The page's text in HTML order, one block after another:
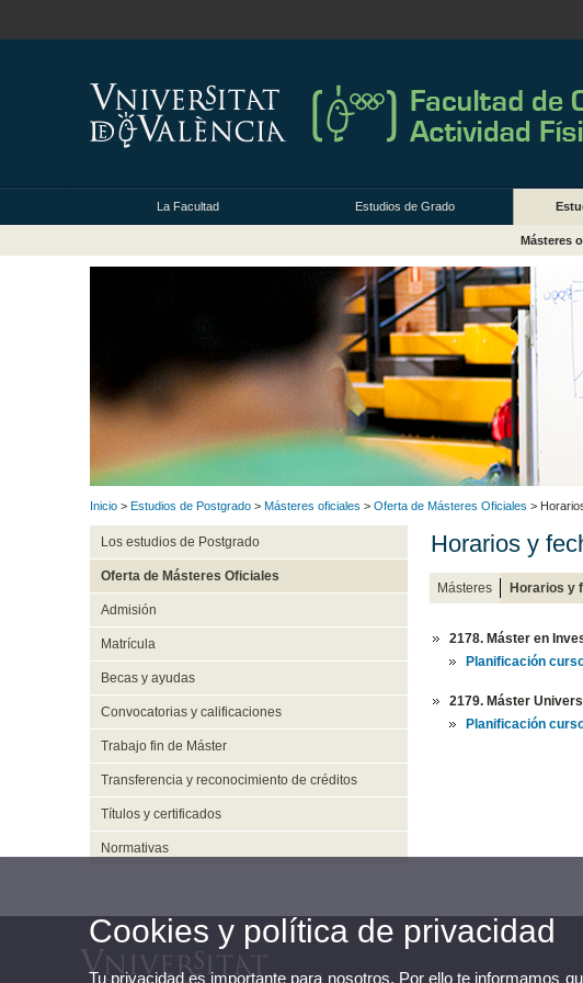
La Facultad Estudios de Grado
Másteres
Inicio > Estudios de Postgrado > Másteres oficiales > Oferta de Másteres Oficiales >
Los estudios de Postgrado
Oferta de Másteres Oficiales
Admisión
Matrícula
Becas y ayudas
Convocatorias y calificaciones
Trabajo fin de Máster
Transferencia y reconocimiento de créditos
Títulos y certificados
Normativas
Horarios y
Másteres Horarios y
2178. Máster en
Planificación
2179. Máster
Planificación
Cookies y política de privacidad
Tu privacidad es importante para nosotros. Por ello te informamos